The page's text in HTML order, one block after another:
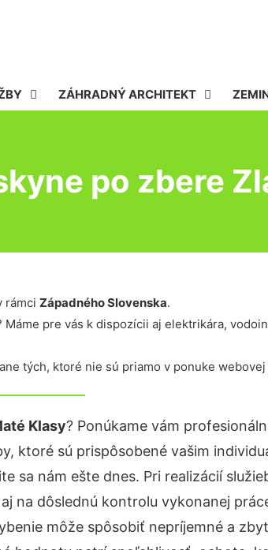
ZÁHRADNÝ ARCHITEKT
po zbere
rámci Západného Slovenska.
pre vás k dispozícii aj elektrikára,
tých, ktoré nie sú priamo v ponuke webovej
Klasy? Ponúkame vám
ktoré sú prispôsobené vašim
sa nám ešte dnes. Pri realizácií
na dôslednú kontrolu vykonanej
môže spôsobiť nepríjemné a